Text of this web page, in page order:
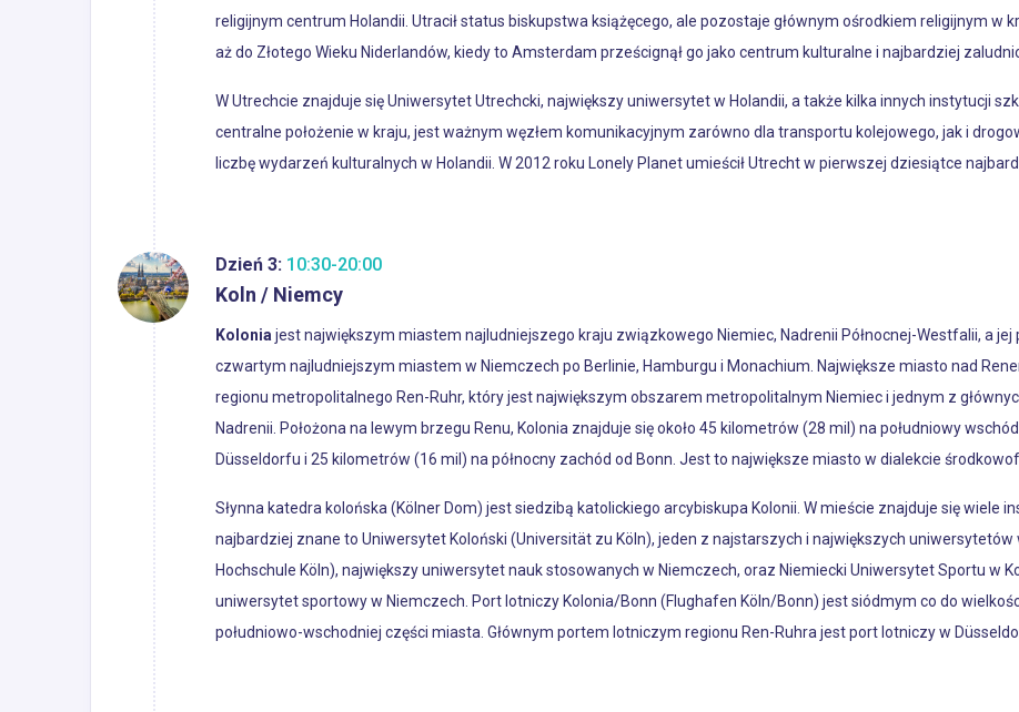
religijnym centrum Holandii. Utracił status biskupstwa książęcego, ale pozostaje głównym ośrodkiem religijnym w
aż do Złotego Wieku Niderlandów, kiedy to Amsterdam prześcignął go jako centrum kulturalne i najbardziej
W Utrechcie znajduje się Uniwersytet Utrechcki, największy uniwersytet w Holandii, a także kilka innych instytucji
centralne położenie w kraju, jest ważnym węzłem komunikacyjnym zarówno dla transportu kolejowego, jak i
liczbę wydarzeń kulturalnych w Holandii. W 2012 roku Lonely Planet umieścił Utrecht w pierwszej dziesiątce
Dzień 3: 10:30-20:00
Koln / Niemcy
Kolonia jest największym miastem najludniejszego kraju związkowego Niemiec, Nadrenii Północnej-Westfalii, a
czwartym najludniejszym miastem w Niemczech po Berlinie, Hamburgu i Monachium. Największe miasto nad
regionu metropolitalnego Ren-Ruhr, który jest największym obszarem metropolitalnym Niemiec i jednym z
Nadrenii. Położona na lewym brzegu Renu, Kolonia znajduje się około 45 kilometrów (28 mil) na południowy
Düsseldorfu i 25 kilometrów (16 mil) na północny zachód od Bonn. Jest to największe miasto w dialekcie
Słynna katedra kolońska (Kölner Dom) jest siedzibą katolickiego arcybiskupa Kolonii. W mieście znajduje się wiele
najbardziej znane to Uniwersytet Koloński (Universität zu Köln), jeden z najstarszych i największych uniwersytetów
Hochschule Köln), największy uniwersytet nauk stosowanych w Niemczech, oraz Niemiecki Uniwersytet Sportu w
uniwersytet sportowy w Niemczech. Port lotniczy Kolonia/Bonn (Flughafen Köln/Bonn) jest siódmym co do
południowo-wschodniej części miasta. Głównym portem lotniczym regionu Ren-Ruhra jest port lotniczy w